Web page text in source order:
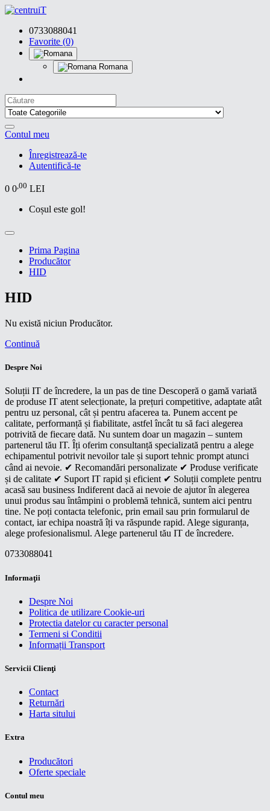
0733088041
Favorite (0)
Romana
Contul meu
Înregistrează-te
Autentifică-te
0 0,00 LEI
Coșul este gol!
Prima Pagina
Producător
HID
HID
Nu există niciun Producător.
Continuă
Despre Noi
Soluții IT de încredere, la un pas de tine Descoperă o gamă variată
de produse IT atent selecționate, la prețuri competitive, adaptate atât
pentru uz personal, cât și pentru afacerea ta. Punem accent pe
calitate, performanță și fiabilitate, astfel încât tu să faci alegerea
potrivită de fiecare dată. Nu suntem doar un magazin – suntem
partenerul tău IT. Îți oferim consultanță specializată pentru a alege
echipamentul potrivit nevoilor tale și suport tehnic prompt atunci
când ai nevoie. ✔ Recomandări personalizate ✔ Produse verificate
și de calitate ✔ Suport IT rapid și eficient ✔ Soluții complete pentru
acasă sau business Indiferent dacă ai nevoie de ajutor în alegerea
unui produs sau întâmpini o problemă tehnică, suntem aici pentru
tine. Ne poți contacta telefonic, prin email sau prin formularul de
contact, iar echipa noastră îți va răspunde rapid. Alege siguranța,
alege profesionalismul. Alege partenerul tău IT de încredere.
0733088041
Informaţii
Despre Noi
Politica de utilizare Cookie-uri
Protectia datelor cu caracter personal
Termeni si Conditii
Informații Transport
Servicii Clienţi
Contact
Returnări
Harta sitului
Extra
Producători
Oferte speciale
Contul meu